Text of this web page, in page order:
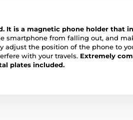
It is a magnetic phone holder
smartphone from falling out, and
adjust the position of the phone to
with your travels. Extremely
plates included.